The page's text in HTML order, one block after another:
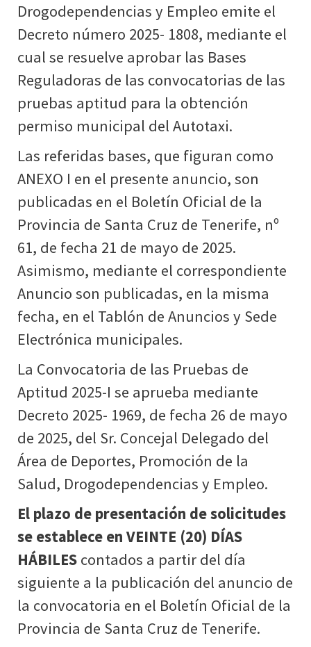
Drogodependencias y Empleo emite el
Decreto número 2025- 1808, mediante el
cual se resuelve aprobar las Bases
Reguladoras de las convocatorias de las
pruebas aptitud para la obtención
permiso municipal del Autotaxi.
Las referidas bases, que figuran como
ANEXO I en el presente anuncio, son
publicadas en el Boletín Oficial de la
Provincia de Santa Cruz de Tenerife, nº
61, de fecha 21 de mayo de 2025.
Asimismo, mediante el correspondiente
Anuncio son publicadas, en la misma
fecha, en el Tablón de Anuncios y Sede
Electrónica municipales.
La Convocatoria de las Pruebas de
Aptitud 2025-I se aprueba mediante
Decreto 2025- 1969, de fecha 26 de mayo
de 2025, del Sr. Concejal Delegado del
Área de Deportes, Promoción de la
Salud, Drogodependencias y Empleo.
El plazo de presentación de solicitudes
se establece en VEINTE (20) DÍAS
HÁBILES contados a partir del día
siguiente a la publicación del anuncio de
la convocatoria en el Boletín Oficial de la
Provincia de Santa Cruz de Tenerife.